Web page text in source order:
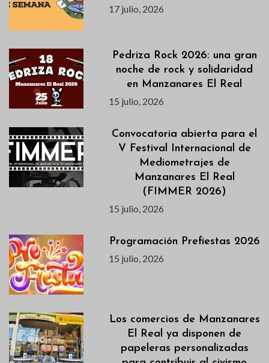
17 julio, 2026
Pedriza Rock 2026: una gran
noche de rock y solidaridad
en Manzanares El Real
15 julio, 2026
Convocatoria abierta para el
V Festival Internacional de
Mediometrajes de
Manzanares El Real
(FIMMER 2026)
15 julio, 2026
Programación Prefiestas 2026
15 julio, 2026
Los comercios de Manzanares
El Real ya disponen de
papeleras personalizadas